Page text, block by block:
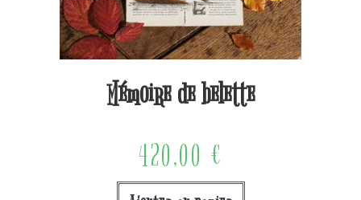
Mémoire de belette
420,00 €